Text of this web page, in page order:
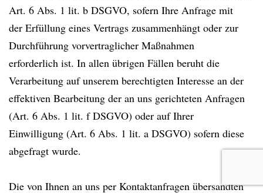
Art. 6 Abs. 1 lit. b DSGVO, sofern Ihre Anfrage mit
der Erfüllung eines Vertrags zusammenhängt oder zur
Durchführung vorvertraglicher Maßnahmen
erforderlich ist. In allen übrigen Fällen beruht die
Verarbeitung auf unserem berechtigten Interesse an der
effektiven Bearbeitung der an uns gerichteten Anfragen
(Art. 6 Abs. 1 lit. f DSGVO) oder auf Ihrer
Einwilligung (Art. 6 Abs. 1 lit. a DSGVO) sofern diese
abgefragt wurde.
Die von Ihnen an uns per Kontaktanfragen übersandten